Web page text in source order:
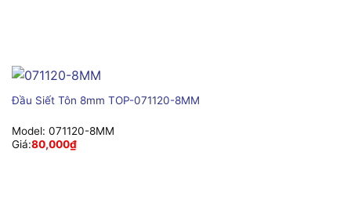
Đầu Siết Tôn 8mm TOP-071120-8MM
Model: 071120-8MM
Giá:80,000₫